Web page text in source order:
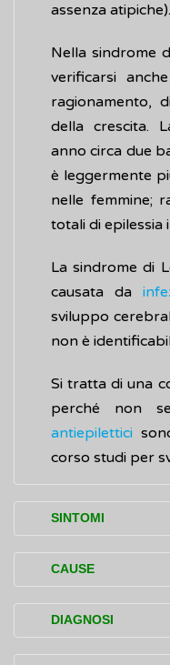
assenza atipiche).
Nella sindrome
verificarsi
ragionamento,
della crescita.
anno circa due
è leggermente
nelle femmine;
totali di epilessia
La sindrome di
causata da
sviluppo
non è
Si tratta di una
perché non
antiepilettici
corso studi per
SINTOMI
I sintomi causati
Gastaut
3 e i 5 anni di
8 anni.
CAUSE
Nel 70% circa
Lennox-Gastaut
DIAGNOSI